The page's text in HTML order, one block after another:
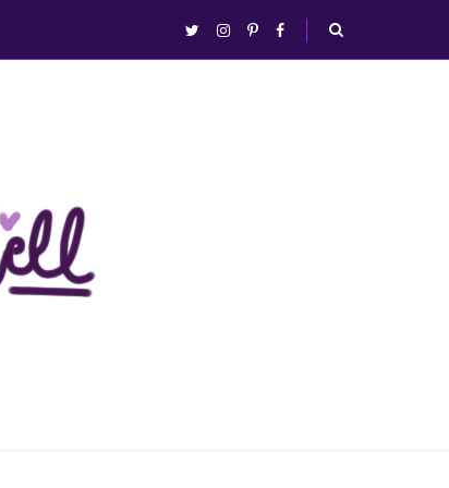
twitterinstagram
pinterestfacebook
busca